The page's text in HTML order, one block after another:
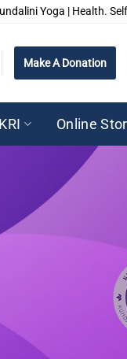
Yoga | Health.
Make A Donation
KRI Online